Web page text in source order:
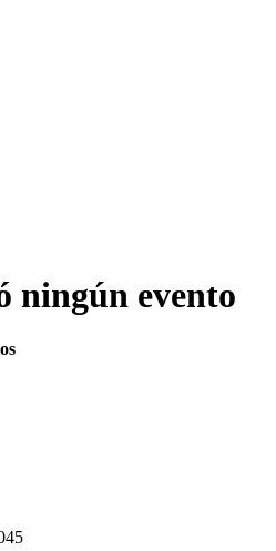
ningún evento